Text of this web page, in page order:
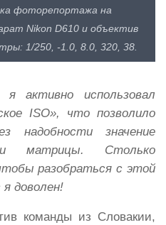
фоторепортажа на
Nikon D610 и объектив
1/250, -1.0, 8.0, 320, 38.
активно использовал
ISO», что позволило
значение
матрицы. Столько
разобраться с этой
я доволен!
команды из Словакии,